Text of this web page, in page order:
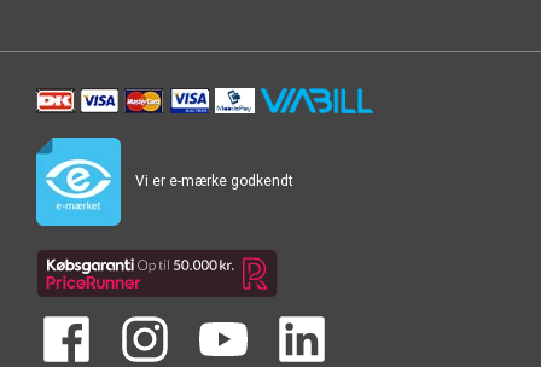
Vi er e-mærke godkendt